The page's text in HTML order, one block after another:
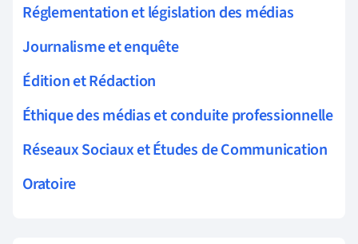
Réglementation et législation des médias
Journalisme et enquête
Édition et Rédaction
Éthique des médias et conduite professionnelle
Réseaux Sociaux et Études de Communication
Oratoire